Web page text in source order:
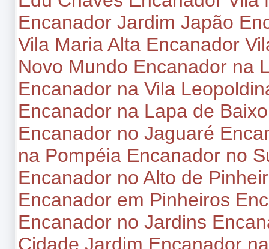
Encanador Jardim Japão
Vila Maria Alta Encanador
Novo Mundo Encanador na
Encanador na Vila
Encanador na Lapa de Baixo
Encanador no Jaguaré
na Pompéia Encanador no
Encanador no Alto de
Encanador em Pinheiros
Encanador no Jardins
Cidade Jardim Encanador